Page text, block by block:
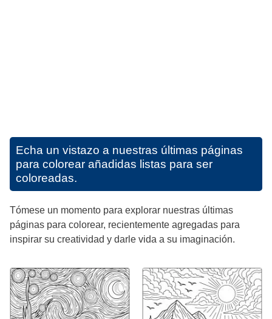
Echa un vistazo a nuestras últimas páginas
para colorear añadidas listas para ser
coloreadas.
Tómese un momento para explorar nuestras últimas
páginas para colorear, recientemente agregadas para
inspirar su creatividad y darle vida a su imaginación.